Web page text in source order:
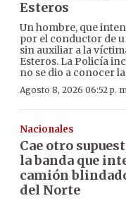
Esteros
Un hombre, que
por el conductor de
sin auxiliar a la
Esteros. La Policía
no se dio a conocer
Agosto 8, 2026 06:52 p.
Nacionales
Cae otro
la banda que
camión
del Norte